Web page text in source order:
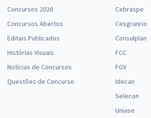
Concursos 2026
Concursos Abertos
Editais Publicados
Histórias Visuais
Notícias de Concursos
Questões de Concurso
Cebraspe
Cesgranrio
Consulplan
FCC
FGV
Idecan
Selecon
Uniase